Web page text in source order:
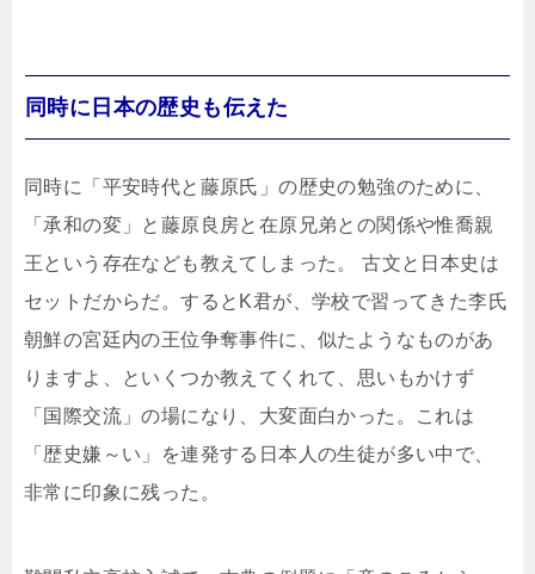
同時に日本の歴史も伝えた
同時に「平安時代と藤原氏」の歴史の勉強のために、
「承和の変」と藤原良房と在原兄弟との関係や惟喬親
王という存在なども教えてしまった。 古文と日本史は
セットだからだ。するとK君が、学校で習ってきた李氏
朝鮮の宮廷内の王位争奪事件に、似たようなものがあ
りますよ、といくつか教えてくれて、思いもかけず
「国際交流」の場になり、大変面白かった。これは
「歴史嫌～い」を連発する日本人の生徒が多い中で、
非常に印象に残った。